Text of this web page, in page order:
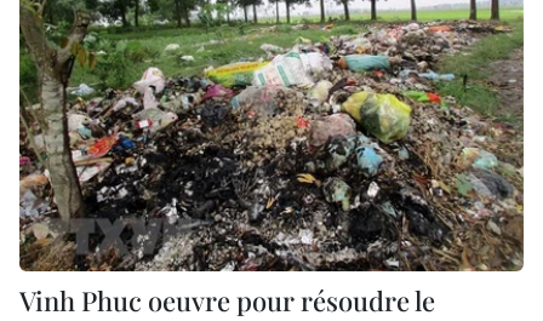
Vinh Phuc oeuvre pour résoudre le